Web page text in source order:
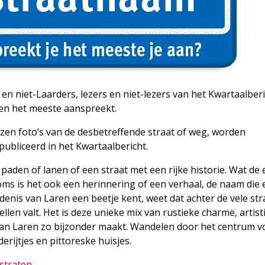
niet-Laarders, lezers en niet-lezers van het
het meeste aanspreekt.
foto’s van de desbetreffende straat of weg, worden
in het Kwartaalbericht.
of lanen of een straat met een rijke historie. Wat de
is het ook een herinnering of een verhaal, de naam die
van Laren een beetje kent, weet dat achter de vele
valt. Het is deze unieke mix van rustieke charme,
Laren zo bijzonder maakt. Wandelen door het centrum
en pittoreske huisjes.